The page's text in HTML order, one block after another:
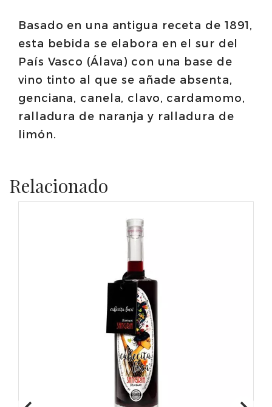
Basado en una antigua receta de 1891,
esta bebida se elabora en el sur del
País Vasco (Álava) con una base de
vino tinto al que se añade absenta,
genciana, canela, clavo, cardamomo,
ralladura de naranja y ralladura de
limón.
Relacionado